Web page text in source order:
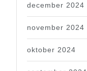
december 2024
november 2024
oktober 2024